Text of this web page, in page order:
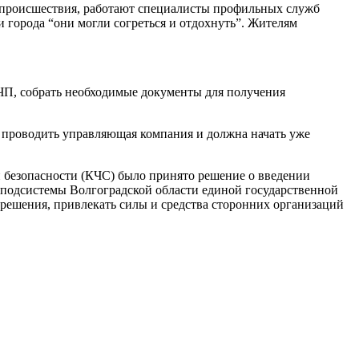
работают специалисты профильных служб
“они могли согреться и отдохнуть”. Жителям
собрать необходимые документы для получения
управляющая компания и должна начать уже
(КЧС) было принято решение о введении
Волгоградской области единой государственной
привлекать силы и средства сторонних организаций